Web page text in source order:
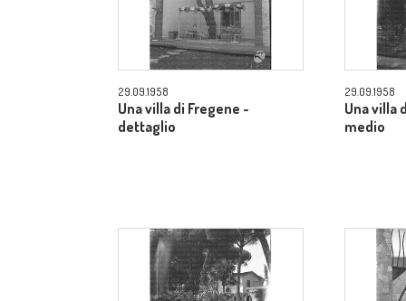
29.09.1958
Una villa di Fregene -
dettaglio
29.09.1958
Una villa
medio